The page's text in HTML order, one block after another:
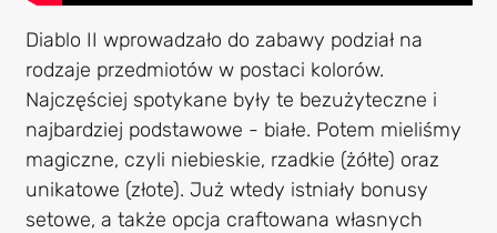
Diablo II wprowadzało do zabawy podział na
rodzaje przedmiotów w postaci kolorów.
Najczęściej spotykane były te bezużyteczne i
najbardziej podstawowe - białe. Potem mieliśmy
magiczne, czyli niebieskie, rzadkie (żółte) oraz
unikatowe (złote). Już wtedy istniały bonusy
setowe, a także opcja craftowana własnych